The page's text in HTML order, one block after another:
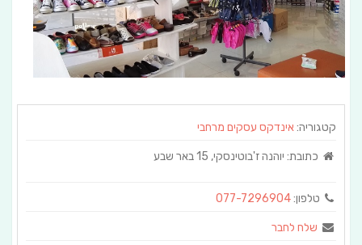
קטגוריה:אינדקס עסקים מרחבי
כתובת: יוהנה ז'בוטינסקי, 15 באר שבע
טלפון:077-7296904
שלח לחבר